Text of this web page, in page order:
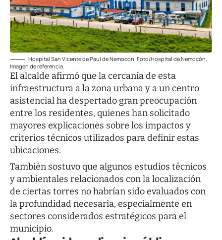
Hospital San Vicente de Paúl de Nemocón. Foto/Hospital de Nemocón.
Imagen de referencia.
El alcalde afirmó que la cercanía de esta
infraestructura a la zona urbana y a un centro
asistencial ha despertado gran preocupación
entre los residentes, quienes han solicitado
mayores explicaciones sobre los impactos y
criterios técnicos utilizados para definir estas
ubicaciones.
También sostuvo que algunos estudios técnicos
y ambientales relacionados con la localización
de ciertas torres no habrían sido evaluados con
la profundidad necesaria, especialmente en
sectores considerados estratégicos para el
municipio.